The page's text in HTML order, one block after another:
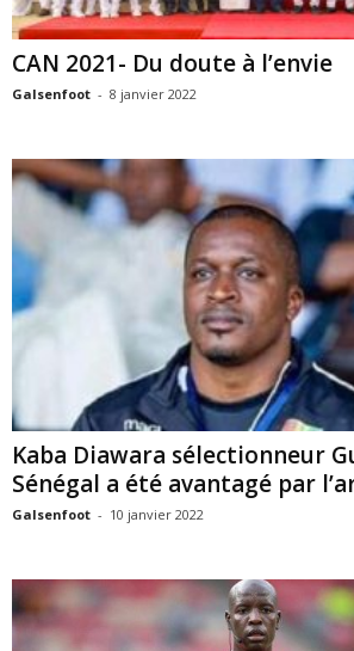
CAN 2021- Du doute à l’envie
Galsenfoot - 8 janvier 2022
Kaba Diawara sélectionneur
Sénégal a été avantagé par
Galsenfoot - 10 janvier 2022